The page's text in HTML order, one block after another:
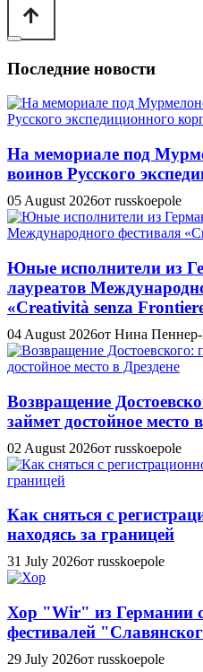
Последние новости
На мемориале под
воинов Русского
05 August 2026от russkoepole
Юные исполнители из
лауреатов
«Creatività senza
04 August 2026от Нина Пеннер-
Возвращение
займет достойное место
02 August 2026от russkoepole
Как сняться с
находясь за границей
31 July 2026от russkoepole
Хор "Wir" из Германии
фестивалей
29 July 2026от russkoepole